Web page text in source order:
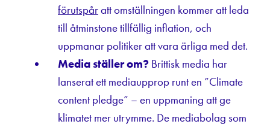
förutspåratt omställningen kommer att leda
till åtminstone tillfällig inflation, och
uppmanar politiker att vara ärliga med det.
Media ställer om? Brittisk media har
lanserat ett mediaupprop runt en ”Climate
content pledge” – en uppmaning att ge
klimatet mer utrymme. De mediabolag som